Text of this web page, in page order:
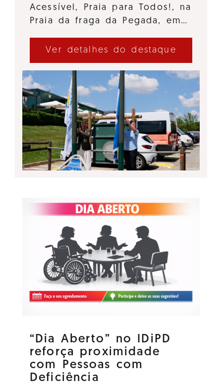
Acessível, Praia para Todos!, na
Praia da fraga da Pegada, em…
Ver detalhes do destaque
“Dia Aberto” no IDiPD
reforça proximidade
com Pessoas com
Deficiência